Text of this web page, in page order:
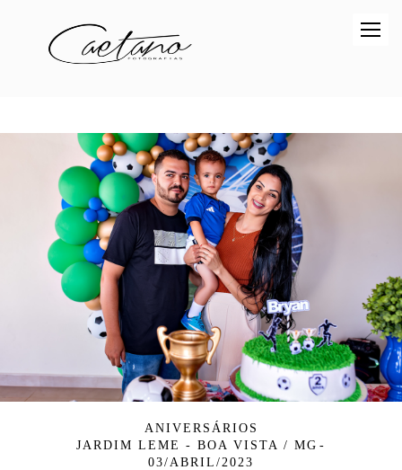
ANIVERSÁRIOS
JARDIM LEME - BOA VISTA / MG
03/ABRIL/2023